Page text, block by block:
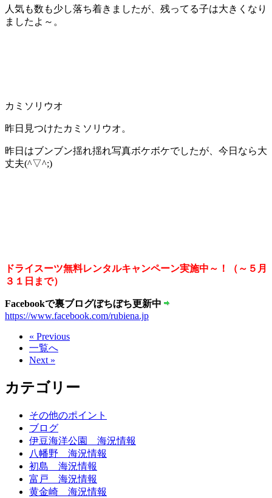
人気も数も少し落ち着きましたが、残ってる子は大きくなり
ましたよ～。
カミソリウオ
昨日見つけたカミソリウオ。
昨日はブンブン揺れ揺れ写真ボケボケでしたが、今日なら大
丈夫(^▽^;)
ドライスーツ無料レンタルキャンペーン実施中～！（～５月
３１日まで）
Facebookで裏ブログぼちぼち更新中
https://www.facebook.com/rubiena.jp
« Previous
一覧へ
Next »
カテゴリー
その他のポイント
ブログ
伊豆海洋公園 海況情報
八幡野 海況情報
初島 海況情報
富戸 海況情報
黄金崎 海況情報